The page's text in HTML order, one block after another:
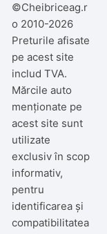
©Cheibriceag.r
o 2010-2026
Preturile afisate
pe acest site
includ TVA.
Mărcile auto
menționate pe
acest site sunt
utilizate
exclusiv în scop
informativ,
pentru
identificarea și
compatibilitatea